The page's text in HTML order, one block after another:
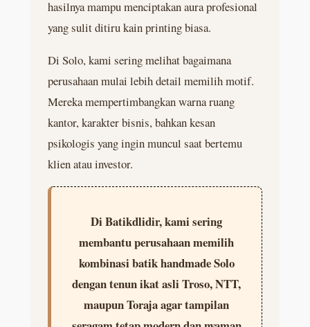
hasilnya mampu menciptakan aura profesional
yang sulit ditiru kain printing biasa.
Di Solo, kami sering melihat bagaimana
perusahaan mulai lebih detail memilih motif.
Mereka mempertimbangkan warna ruang
kantor, karakter bisnis, bahkan kesan
psikologis yang ingin muncul saat bertemu
klien atau investor.
Di Batikdlidir, kami sering
membantu perusahaan memilih
kombinasi batik handmade Solo
dengan tenun ikat asli Troso, NTT,
maupun Toraja agar tampilan